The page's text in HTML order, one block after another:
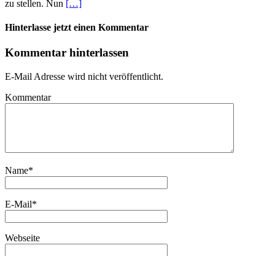
zu stellen. Nun […]
Hinterlasse jetzt einen Kommentar
Kommentar hinterlassen
E-Mail Adresse wird nicht veröffentlicht.
Kommentar
Name*
E-Mail*
Webseite